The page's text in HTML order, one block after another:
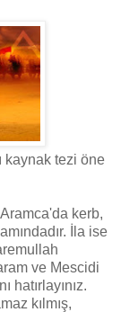
kaynak tezi öne
kerb,
İla ise
ve Mescidi
hatırlayınız.
kılmış,